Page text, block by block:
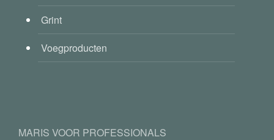
Grint
Voegproducten
MARIS VOOR PROFESSIONALS